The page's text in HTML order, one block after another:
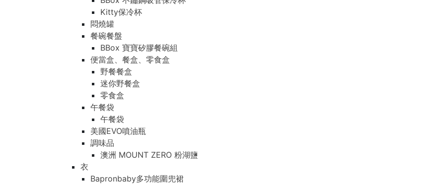
Kitty保冷杯
悶燒罐
餐碗餐盤
BBox 寶寶矽膠餐碗組
便當盒、餐盒、零食盒
野餐餐盒
迷你野餐盒
零食盒
午餐袋
午餐袋
美國EVO噴油瓶
調味品
澳洲 MOUNT ZERO 粉湖鹽
衣
Bapronbaby多功能圍兜裙